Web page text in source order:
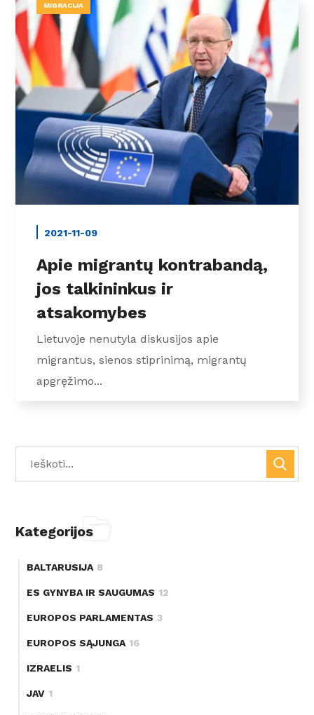
MIGRACIJA
2021-11-09
Apie migrantų kontrabandą,
jos talkininkus ir
atsakomybes
Lietuvoje nenutyla diskusijos apie
migrantus, sienos stiprinimą, migrantų
apgręžimo...
Kategorijos
BALTARUSIJA 8
ES GYNYBA IR SAUGUMAS 12
EUROPOS PARLAMENTAS 3
EUROPOS SĄJUNGA 16
IZRAELIS 1
JAV 1